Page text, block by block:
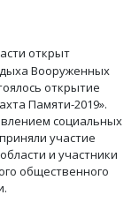
открыт
Вооруженных
открытие
Памяти-2019».
социальных
участие
и участники
общественного